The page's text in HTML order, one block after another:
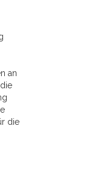
an
die